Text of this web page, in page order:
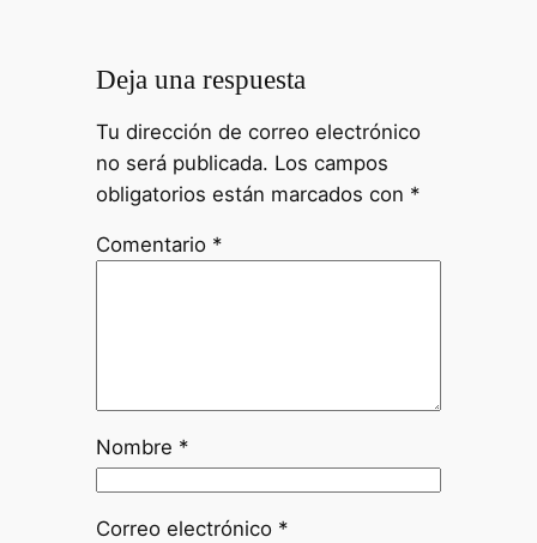
Deja una respuesta
Tu dirección de correo electrónico
no será publicada. Los campos
obligatorios están marcados con *
Comentario *
Nombre *
Correo electrónico *